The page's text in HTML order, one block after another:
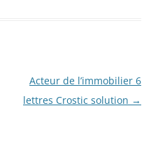
Acteur de l’immobilier 6
lettres Crostic solution →